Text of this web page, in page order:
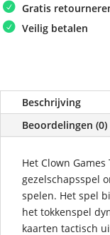
Gratis
Veilig betalen
Beschrijving
Beoordelingen (0)
Het Clown
gezelschapsspel
spelen. Het spel
het tokkenspel
kaarten tactisch